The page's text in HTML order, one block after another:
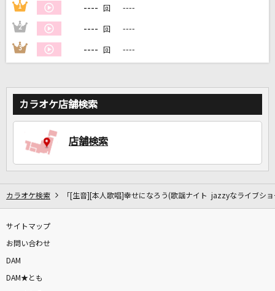
DAMに会員登録・ログインして
家族や友達と一緒に！練習にも！
1 ---- 回 ----
2 ---- 回 ----
3 ---- 回 ----
カラオケ店舗検索
店舗検索
カラオケ検索 「[生音][本人歌唱]幸せになろう(歌謡ナイト jazzyなライブシ
サイトマップ
お問い合わせ
DAM
DAM★とも